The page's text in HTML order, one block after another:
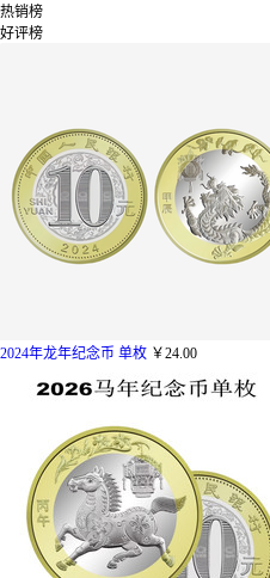
热销榜
好评榜
2024年龙年纪念币 单枚 ￥24.00